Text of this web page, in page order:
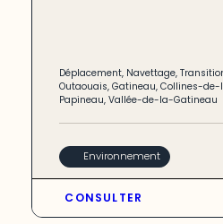
Déplacement, Navettage,
Outaouais,Gatineau,Collines-de-
Papineau,Vallée-de-la-Gatineau
Environnement
CONSULTER